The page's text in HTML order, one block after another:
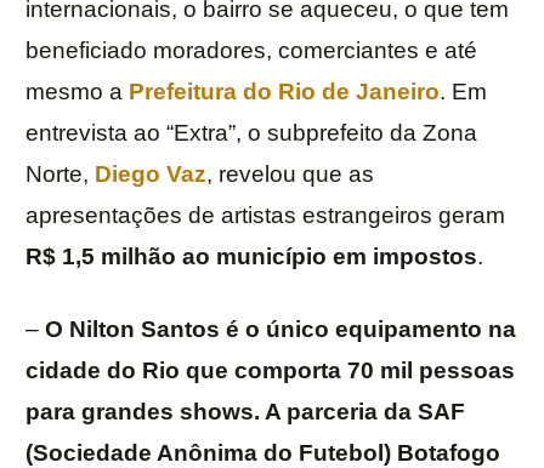
internacionais, o bairro se aqueceu, o que tem
beneficiado moradores, comerciantes e até
mesmo a Prefeitura do Rio de Janeiro. Em
entrevista ao “Extra”, o subprefeito da Zona
Norte, Diego Vaz, revelou que as
apresentações de artistas estrangeiros geram
R$ 1,5 milhão ao município em impostos.
– O Nilton Santos é o único equipamento na
cidade do Rio que comporta 70 mil pessoas
para grandes shows. A parceria da SAF
(Sociedade Anônima do Futebol) Botafogo